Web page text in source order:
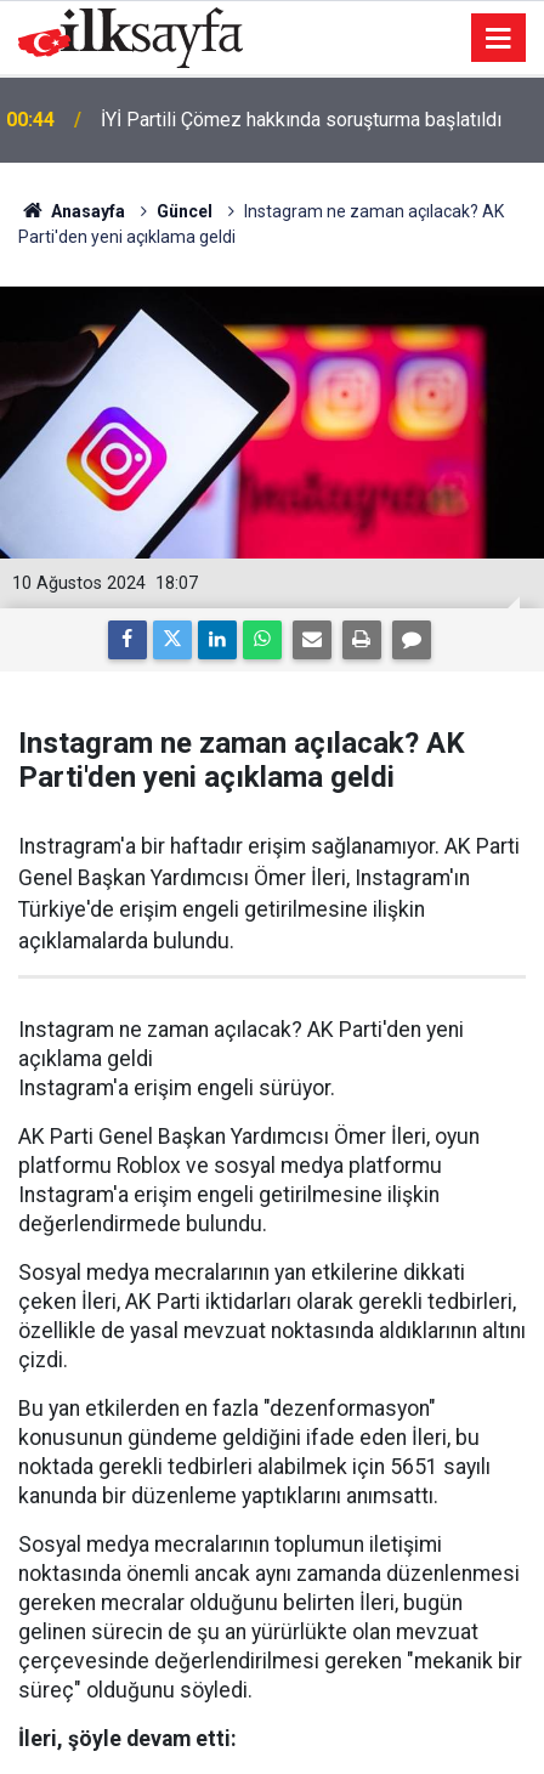
00:41 Otoyolda feci kaza: 3 ölü 1 yaralı
Anasayfa Güncel
Instagram ne zaman açılacak? AK
Parti'den yeni açıklama geldi
18:07
10 Ağustos 2024
Instagram ne zaman açılacak? AK
Parti'den yeni açıklama geldi
Instragram'a bir haftadır erişim sağlanamıyor. AK Parti
Genel Başkan Yardımcısı Ömer İleri, Instagram'ın
Türkiye'de erişim engeli getirilmesine ilişkin
açıklamalarda bulundu.
Instagram ne zaman açılacak? AK Parti'den yeni
açıklama geldi
Instagram'a erişim engeli sürüyor.
AK Parti Genel Başkan Yardımcısı Ömer İleri, oyun
platformu Roblox ve sosyal medya platformu
Instagram'a erişim engeli getirilmesine ilişkin
değerlendirmede bulundu.
Sosyal medya mecralarının yan etkilerine dikkati
çeken İleri, AK Parti iktidarları olarak gerekli tedbirleri,
özellikle de yasal mevzuat noktasında aldıklarının altını
çizdi.
Bu yan etkilerden en fazla "dezenformasyon"
konusunun gündeme geldiğini ifade eden İleri, bu
noktada gerekli tedbirleri alabilmek için 5651 sayılı
kanunda bir düzenleme yaptıklarını anımsattı.
Sosyal medya mecralarının toplumun iletişimi
noktasında önemli ancak aynı zamanda düzenlenmesi
gereken mecralar olduğunu belirten İleri, bugün
gelinen sürecin de şu an yürürlükte olan mevzuat
çerçevesinde değerlendirilmesi gereken "mekanik bir
süreç" olduğunu söyledi.
İleri, şöyle devam etti: